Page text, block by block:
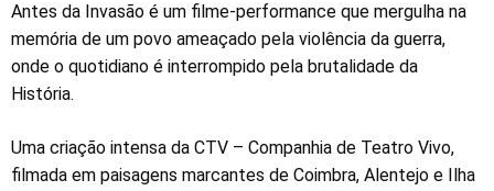
Antes da Invasão é um filme-performance que mergulha na
memória de um povo ameaçado pela violência da guerra,
onde o quotidiano é interrompido pela brutalidade da
História.
Uma criação intensa da CTV – Companhia de Teatro Vivo,
filmada em paisagens marcantes de Coimbra, Alentejo e Ilha